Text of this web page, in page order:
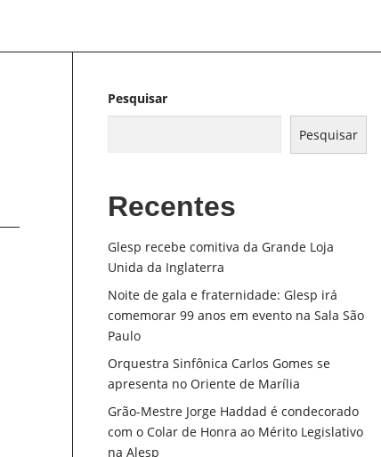
Pesquisar
Pesquisar
Recentes
Glesp recebe comitiva da Grande Loja
Unida da Inglaterra
Noite de gala e fraternidade: Glesp irá
comemorar 99 anos em evento na Sala São
Paulo
Orquestra Sinfônica Carlos Gomes se
apresenta no Oriente de Marília
Grão-Mestre Jorge Haddad é condecorado
com o Colar de Honra ao Mérito Legislativo
na Alesp